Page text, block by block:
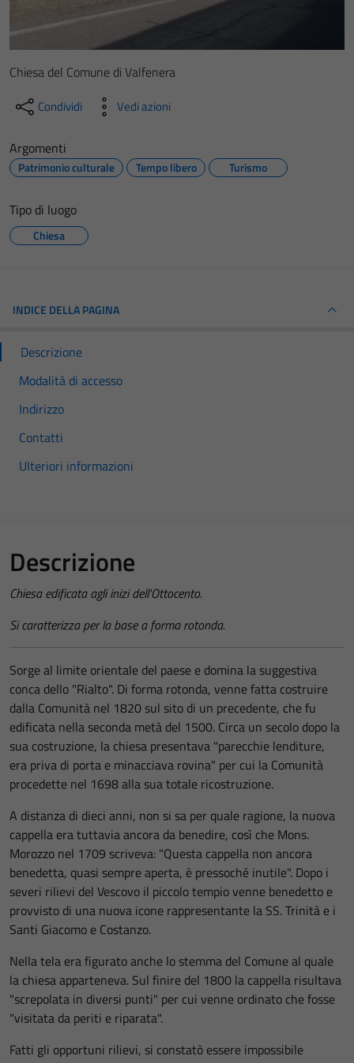
Chiesa del Comune di Valfenera
Condividi Vedi azioni
Argomenti
Patrimonio culturale Tempo libero Turismo
Tipo di luogo
Chiesa
INDICE DELLA PAGINA
Descrizione
Modalità di accesso
Indirizzo
Contatti
Ulteriori informazioni
Descrizione
Chiesa edificata agli inizi dell'Ottocento.
Si caratterizza per la base a forma rotonda.
Sorge al limite orientale del paese e domina la suggestiva
conca dello "Rialto". Di forma rotonda, venne fatta costruire
dalla Comunità nel 1820 sul sito di un precedente, che fu
edificata nella seconda metà del 1500. Circa un secolo dopo la
sua costruzione, la chiesa presentava "parecchie lenditure,
era priva di porta e minacciava rovina" per cui la Comunità
procedette nel 1698 alla sua totale ricostruzione.
A distanza di dieci anni, non si sa per quale ragione, la nuova
cappella era tut­tavia ancora da benedire, così che Mons.
Morozzo nel 1709 scriveva: "Questa cappella non ancora
benedetta, quasi sem­pre aperta, è pressoché inutile". Dopo i
severi rilievi del Vescovo il piccolo tempio venne benedetto e
provvisto di una nuova icone rappresentante la SS. Trinità e i
Santi Giacomo e Costanzo.
Nella tela era figurato anche lo stemma del Co­mune al quale
la chiesa apparteneva. Sul finire del 1800 la cappella risultava
"screpolata in diversi punti" per cui venne ordinato che fosse
"visitata da periti e riparata".
Fatti gli opportuni rilievi, si constatò es­sere impossibile